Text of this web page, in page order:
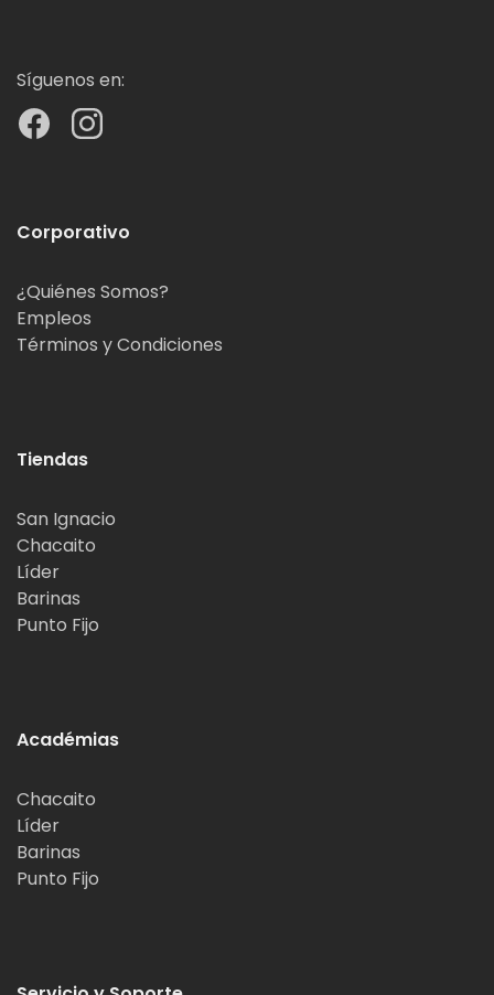
Síguenos en:
Corporativo
¿Quiénes Somos?
Empleos
Términos y Condiciones
Tiendas
San Ignacio
Chacaito
Líder
Barinas
Punto Fijo
Académias
Chacaito
Líder
Barinas
Punto Fijo